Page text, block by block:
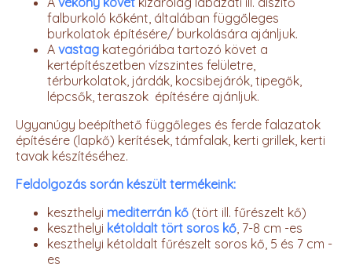
falburkoló kőként, általában függőleges
burkolatok építésére/ burkolására ajánljuk.
A vastag kategóriába tartozó követ a
kertépítészetben vízszintes felületre,
térburkolatok, járdák, kocsibejárók, tipegők,
lépcsők, teraszok építésére ajánljuk.
Ugyanúgy beépíthető függőleges és ferde falazatok
építésére (lapkő) kerítések, támfalak, kerti grillek, kerti
tavak készítéséhez.
Feldolgozás során készült termékeink:
keszthelyi mediterrán kő (tört ill. fűrészelt kő)
keszthelyi kétoldalt tört soros kő , 7-8 cm -es
keszthelyi kétoldalt fűrészelt soros kő, 5 és 7 cm -
es